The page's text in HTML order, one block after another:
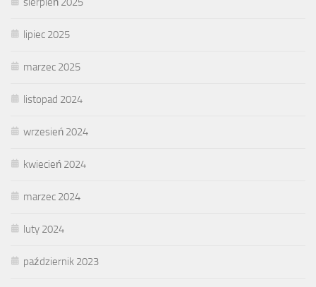
lipiec 2025
marzec 2025
listopad 2024
wrzesień 2024
kwiecień 2024
marzec 2024
luty 2024
październik 2023